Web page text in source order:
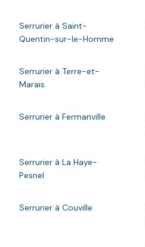
Serrurier à Saint-
Quentin-sur-le-Homme
Serrurier à Terre-et-
Marais
Serrurier à Fermanville
Serrurier à La Haye-
Pesnel
Serrurier à Couville